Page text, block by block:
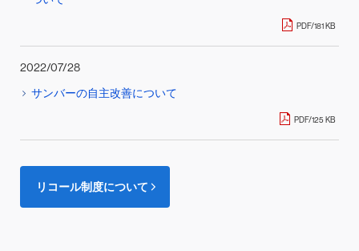
PDF/181 KB
2022/07/28
サンバーの自主改善について
PDF/125 KB
リコール制度について